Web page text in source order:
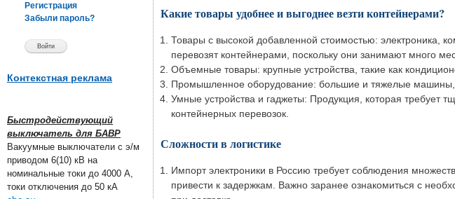
Регистрация
Забыли пароль?
Контекстная реклама
Быстродействующий
выключатель для БАВР
Вакуумные выключатели с э/м
приводом 6(10) кВ на
номинальные токи до 4000 А,
токи отключения до 50 кА
Какие товары удобнее и выгоднее везти контейнерами?
Товары с высокой добавленной стоимостью:
перевозят контейнерами, поскольку они занимают много
Объемные товары: крупные устройства, такие как
Промышленное оборудование: большие и тяжелые машины,
Умные устройства и гаджеты: Продукция, которая требует
контейнерных перевозок.
Сложности в логистике
Импорт электроники в Россию требует соблюдения
привести к задержкам. Важно заранее ознакомиться с